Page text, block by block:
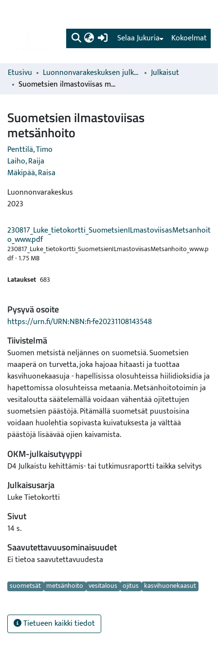
(current) Kokoelmat
Selaa Jukuria
Etusivu Luonnonvarakeskuksen julkaisut
Julkaisut
Suometsien ilmastoviisas metsänhoito
Suometsien ilmastoviisas
metsänhoito
Penttilä, Timo
Laiho, Raija
Mäkipää, Raisa
Luonnonvarakeskus
2023
230817_Luke_tietokortti_SuometsienILmastoviisasMetsanhoit
o_www.pdf
230817_Luke_tietokortti_SuometsienILmastoviisasMetsanhoito_www.p
df -1.75 MB
Lataukset 683
Pysyvä osoite
https://urn.fi/URN:NBN:fi-fe20231108143548
Tiivistelmä
Suomen metsistä neljännes on suometsiä. Suometsien
maaperä on turvetta, joka hajoaa hitaasti ja tuottaa
kasvihuonekaasuja - hapellisissa olosuhteissa hiilidioksidia ja
hapettomissa olosuhteissa metaania. Metsänhoitotoimin ja
vesitaloutta säätelemällä voidaan vähentää ojitettujen
suometsien päästöjä. Pitämällä suometsät puustoisina
voidaan huolehtia sopivasta kuivatuksesta ja välttää
päästöjä lisäävää ojien kaivamista.
OKM-julkaisutyyppi
D4 Julkaistu kehittämis- tai tutkimusraportti taikka selvitys
Julkaisusarja
Luke Tietokortti
Sivut
14 s.
Saavutettavuusominaisuudet
Ei tietoa saavutettavuudesta
Avainsanat
suometsät metsänhoito vesitalous ojitus kasvihuonekaasut
Tietueen kaikki tiedot